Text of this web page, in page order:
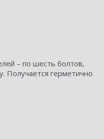
– по шесть болтов,
Получается герметично